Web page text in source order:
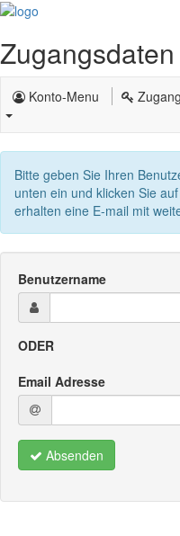
Konto-Menu
Bitte geben Sie Ihren
unten ein und klicken Sie
erhalten eine E-mail mit
Benutzername
ODER
Email Adresse
Absenden